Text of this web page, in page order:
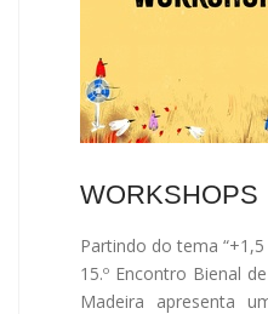
WORKSHOPS
Partindo do tema
15.º Encontro Bienal
Madeira apresenta